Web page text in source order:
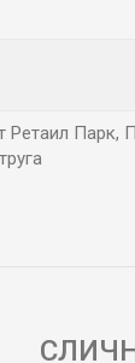
Парк,